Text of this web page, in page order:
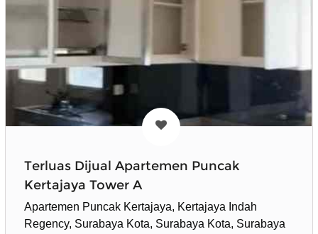
Terluas Dijual Apartemen Puncak
Kertajaya Tower A
Apartemen Puncak Kertajaya, Kertajaya Indah
Regency, Surabaya Kota, Surabaya Kota, Surabaya